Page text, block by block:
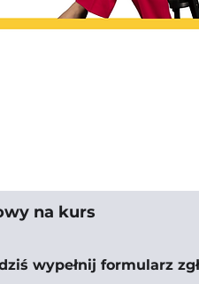
na kurs
wypełnij formularz